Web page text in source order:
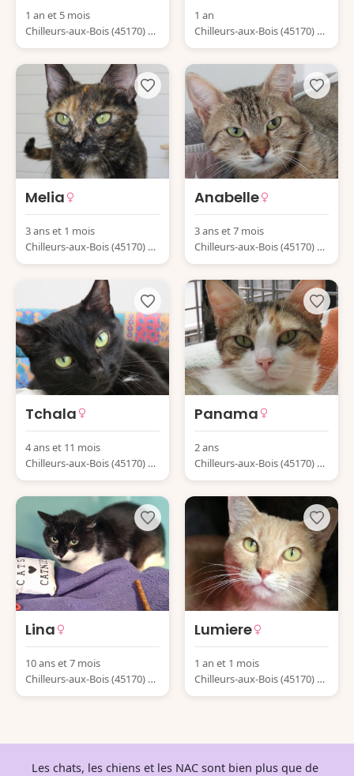
1 an et 5 mois
Chilleurs-aux-Bois (45170) Fr
ance
1 an
Chilleurs-aux-Bois (45170) Fr
ance
Melia
3 ans et 1 mois
Chilleurs-aux-Bois (45170) Fr
ance
Anabelle
3 ans et 7 mois
Chilleurs-aux-Bois (45170) Fr
ance
Tchala
4 ans et 11 mois
Chilleurs-aux-Bois (45170) Fr
ance
Panama
2 ans
Chilleurs-aux-Bois (45170) Fr
ance
Lina
10 ans et 7 mois
Chilleurs-aux-Bois (45170) Fr
ance
Lumiere
1 an et 1 mois
Chilleurs-aux-Bois (45170) Fr
ance
Les chats, les chiens et les NAC sont bien plus que de